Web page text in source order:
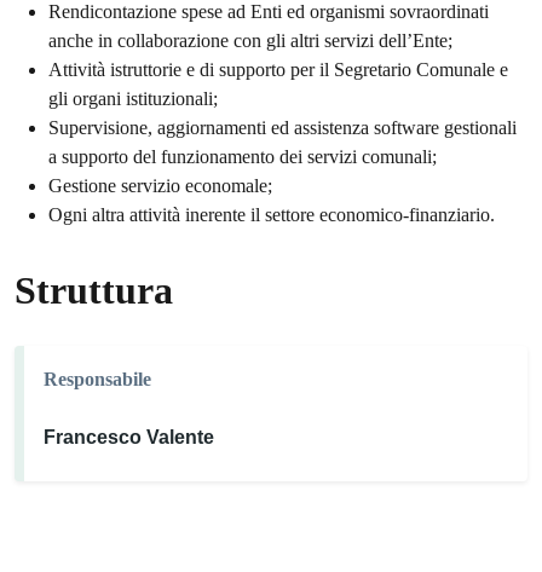
Rendicontazione spese ad Enti ed organismi sovraordinati
anche in collaborazione con gli altri servizi dell’Ente;
Attività istruttorie e di supporto per il Segretario Comunale e
gli organi istituzionali;
Supervisione, aggiornamenti ed assistenza software gestionali
a supporto del funzionamento dei servizi comunali;
Gestione servizio economale;
Ogni altra attività inerente il settore economico-finanziario.
Struttura
Responsabile
Francesco Valente